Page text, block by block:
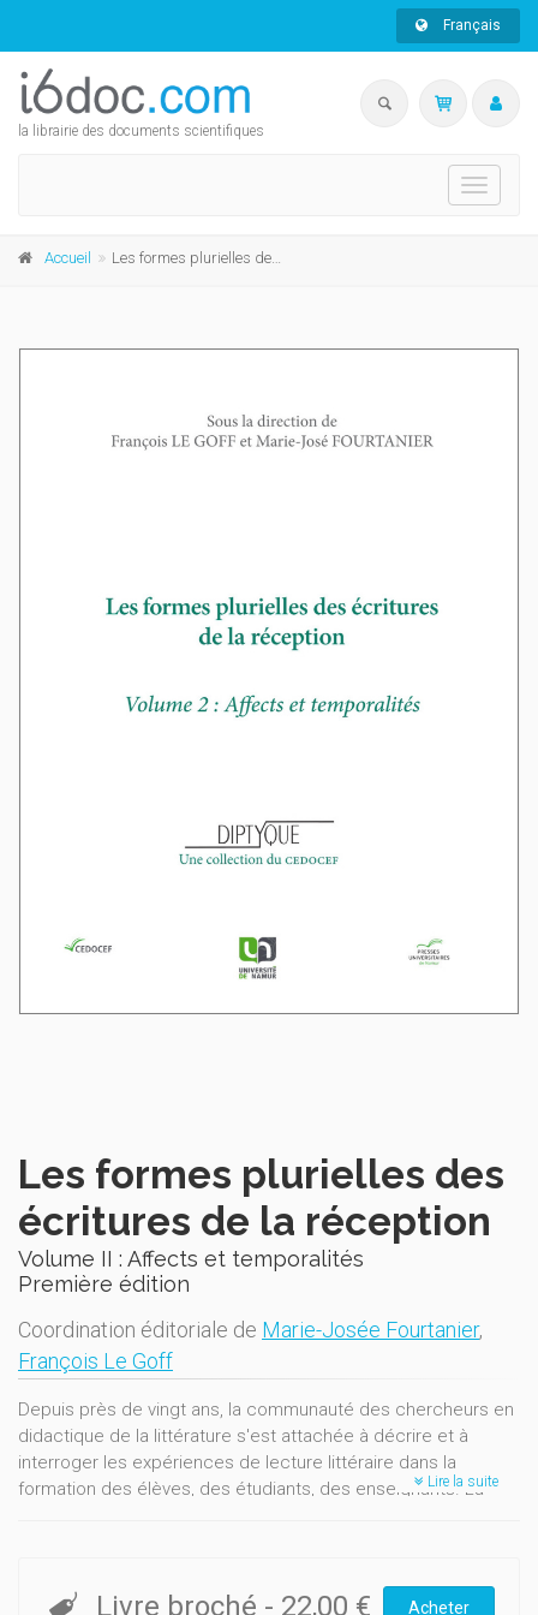
Français
la librairie des documents scientifiques
Toggle
Accueil Les formes plurielles des écritures de la réception
Les formes plurielles des
écritures de la réception
Volume II : Affects et temporalités
Première édition
Coordination éditoriale de Marie-Josée Fourtanier,
François Le Goff
Depuis près de vingt ans, la communauté des chercheurs en
didactique de la littérature s'est attachée à décrire et à
interroger les expériences de lecture littéraire dans la
formation des élèves, des étudiants, des enseignants. La
d'un sujet-lecteur. Écriture-trace, écriture-mémoire, l'écriture
Lire la suite
Livre broché - 22,00 € Acheter